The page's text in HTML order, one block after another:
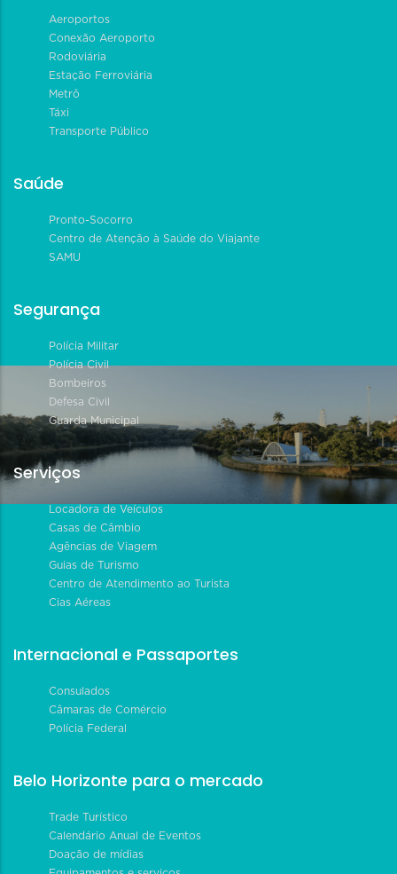
Aeroportos
Conexão Aeroporto
Rodoviária
Estação Ferroviária
Metrô
Táxi
Transporte Público
Saúde
Pronto-Socorro
Centro de Atenção à Saúde do Viajante
SAMU
Segurança
Polícia Militar
Polícia Civil
Bombeiros
Defesa Civil
Guarda Municipal
Serviços
Locadora de Veículos
Casas de Câmbio
Agências de Viagem
Guias de Turismo
Centro de Atendimento ao Turista
Cias Aéreas
Internacional e Passaportes
Consulados
Câmaras de Comércio
Polícia Federal
Belo Horizonte para o mercado
Trade Turístico
Calendário Anual de Eventos
Doação de mídias